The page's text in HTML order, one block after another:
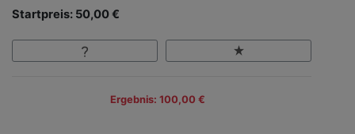
Startpreis: 50,00 €
Ergebnis: 100,00 €